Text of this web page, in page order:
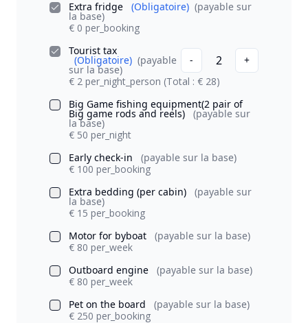
Extra fridge
(Obligatoire) (payable sur
la base)
€ 0 per_booking
Tourist tax
(Obligatoire) (payable
sur la base)
- 2
+
€ 2 per_night_person (Total : € 28)
Big Game fishing equipment(2 pair of
Big game rods and reels) (payable sur
la base)
€ 50 per_night
Early check-in
(payable sur la base)
€ 100 per_booking
Extra bedding (per cabin)
(payable sur
la base)
€ 15 per_booking
Motor for byboat
(payable sur la base)
€ 80 per_week
Outboard engine
(payable sur la base)
€ 80 per_week
Pet on the board
(payable sur la base)
€ 250 per_booking